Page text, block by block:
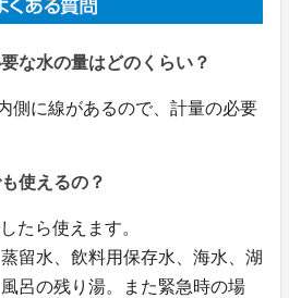
な水の量はどのくらい？
側に線があるので、計量の必要
使えるの？
たら使えます。
留水、飲料用保存水、海水、湖
呂の残り湯。また緊急時の場